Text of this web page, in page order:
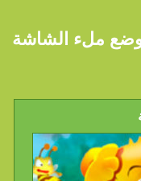
وضع ملء الشاشة